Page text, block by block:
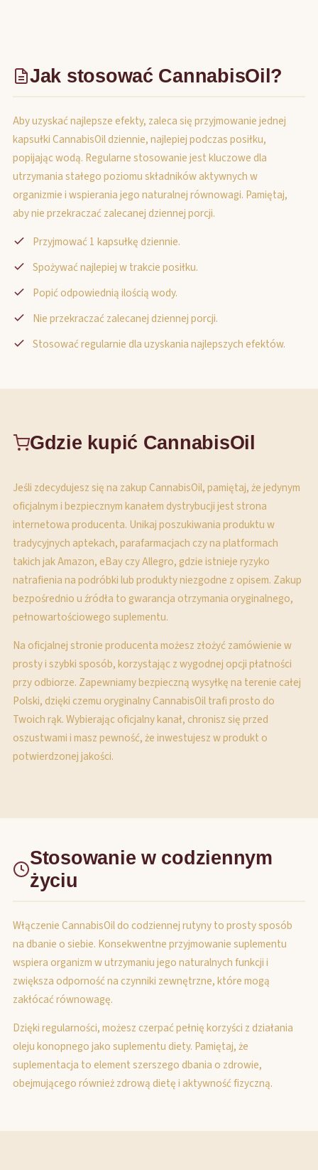
Jak stosować CannabisOil?
Aby uzyskać najlepsze efekty, zaleca się przyjmowanie jednej
kapsułki CannabisOil dziennie, najlepiej podczas posiłku,
popijając wodą. Regularne stosowanie jest kluczowe dla
utrzymania stałego poziomu składników aktywnych w
organizmie i wspierania jego naturalnej równowagi. Pamiętaj,
aby nie przekraczać zalecanej dziennej porcji.
Przyjmować 1 kapsułkę dziennie.
Spożywać najlepiej w trakcie posiłku.
Popić odpowiednią ilością wody.
Nie przekraczać zalecanej dziennej porcji.
Stosować regularnie dla uzyskania najlepszych efektów.
Gdzie kupić CannabisOil
Jeśli zdecydujesz się na zakup CannabisOil, pamiętaj, że jedynym
oficjalnym i bezpiecznym kanałem dystrybucji jest strona
internetowa producenta. Unikaj poszukiwania produktu w
tradycyjnych aptekach, parafarmacjach czy na platformach
takich jak Amazon, eBay czy Allegro, gdzie istnieje ryzyko
natrafienia na podróbki lub produkty niezgodne z opisem. Zakup
bezpośrednio u źródła to gwarancja otrzymania oryginalnego,
pełnowartościowego suplementu.
Na oficjalnej stronie producenta możesz złożyć zamówienie w
prosty i szybki sposób, korzystając z wygodnej opcji płatności
przy odbiorze. Zapewniamy bezpieczną wysyłkę na terenie całej
Polski, dzięki czemu oryginalny CannabisOil trafi prosto do
Twoich rąk. Wybierając oficjalny kanał, chronisz się przed
oszustwami i masz pewność, że inwestujesz w produkt o
potwierdzonej jakości.
Stosowanie w codziennym
życiu
Włączenie CannabisOil do codziennej rutyny to prosty sposób
na dbanie o siebie. Konsekwentne przyjmowanie suplementu
wspiera organizm w utrzymaniu jego naturalnych funkcji i
zwiększa odporność na czynniki zewnętrzne, które mogą
zakłócać równowagę.
Dzięki regularności, możesz czerpać pełnię korzyści z działania
oleju konopnego jako suplementu diety. Pamiętaj, że
suplementacja to element szerszego dbania o zdrowie,
obejmującego również zdrową dietę i aktywność fizyczną.